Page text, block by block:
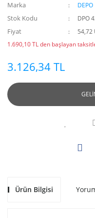
Marka DEPO
Stok Kodu DPO
Fiyat
54,72
1.690,10 TL den başlayan
3.126,34 TL
Ürün Bilgisi